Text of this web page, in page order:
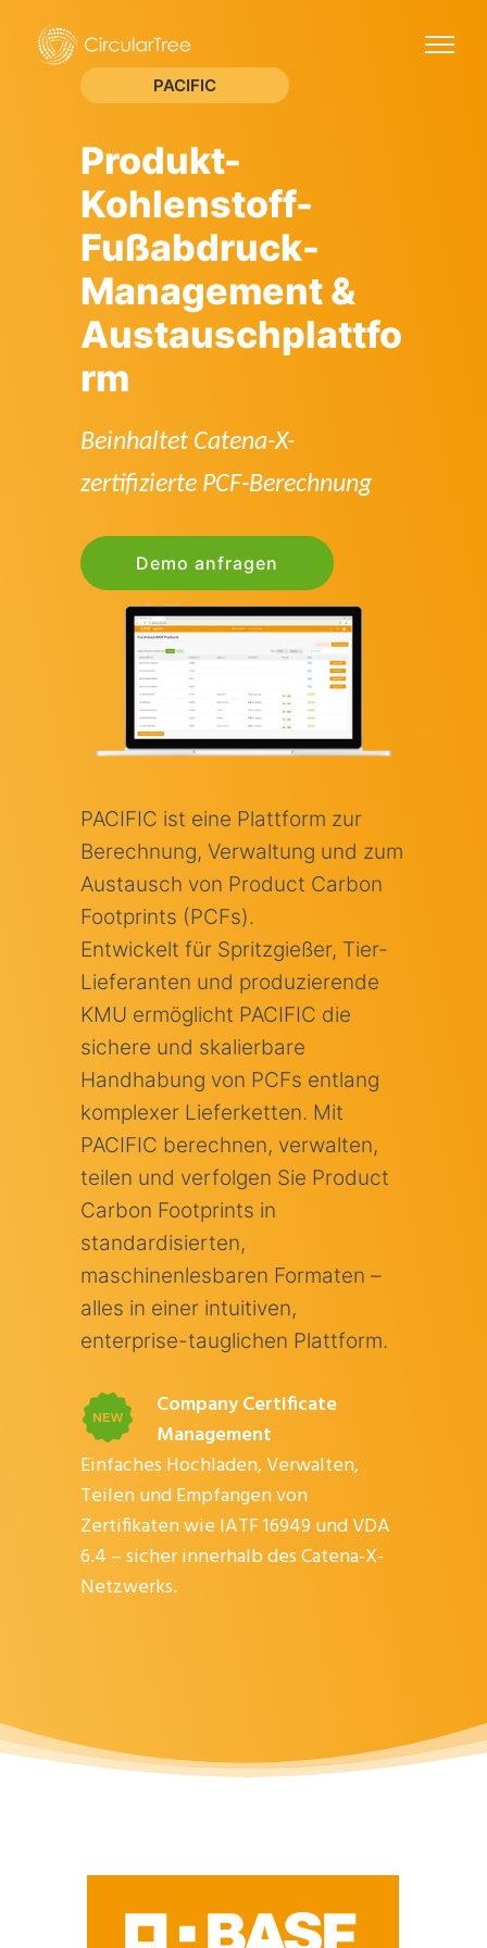
PACIFIC
Produkt-
Kohlenstoff-
Fußabdruck-
Management &
Austauschplattfo
rm
Beinhaltet Catena-X-
zertifizierte PCF-Berechnung
Demo anfragen
PACIFIC ist eine Plattform zur
Berechnung, Verwaltung und zum
Austausch von Product Carbon
Footprints (PCFs).
Entwickelt für Spritzgießer, Tier-
Lieferanten und produzierende
KMU ermöglicht PACIFIC die
sichere und skalierbare
Handhabung von PCFs entlang
komplexer Lieferketten. Mit
PACIFIC berechnen, verwalten,
teilen und verfolgen Sie Product
Carbon Footprints in
standardisierten,
maschinenlesbaren Formaten –
alles in einer intuitiven,
enterprise-tauglichen Plattform.
Company Certificate
Management
Einfaches Hochladen, Verwalten,
Teilen und Empfangen von
Zertifikaten wie IATF 16949 und VDA
6.4 – sicher innerhalb des Catena-X-
Netzwerks.